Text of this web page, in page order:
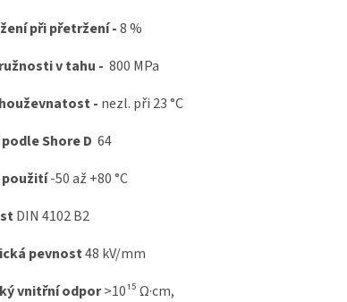
při přetržení -8 %
v tahu - 800 MPa
- nezl. při 23 °C
Shore D 64
-50 až +80 °C
DIN 4102 B2
pevnost48 kV/mm
vnitřní odpor>10¹⁵ Ω·cm,